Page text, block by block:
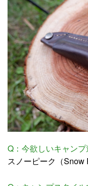
Q：今欲しいキャン
スノーピーク（Snow